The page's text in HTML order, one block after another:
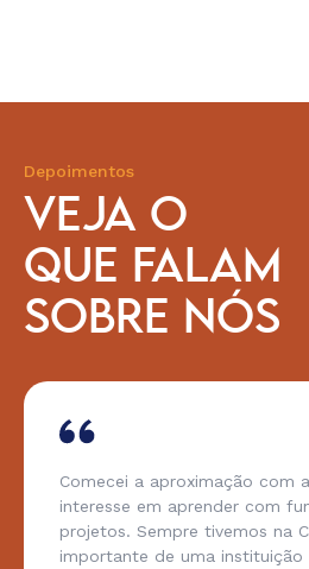
Depoimentos
VEJA O
QUE FALAM
SOBRE NÓS
Comecei a aproximação com
interesse em aprender com
projetos. Sempre tivemos na
importante de uma instituição